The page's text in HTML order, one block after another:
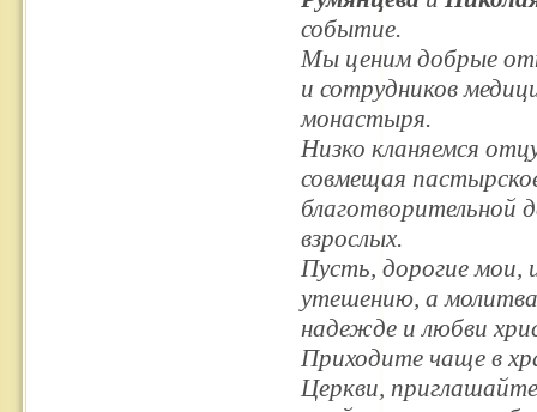
событие.
Мы ценим добрые
и сотрудников
монастыря.
Низко кланяемся
совмещая
благотворительной
взрослых.
Пусть, дорогие мои,
утешению, а молитва
надежде и любви
Приходите чаще в
Церкви,